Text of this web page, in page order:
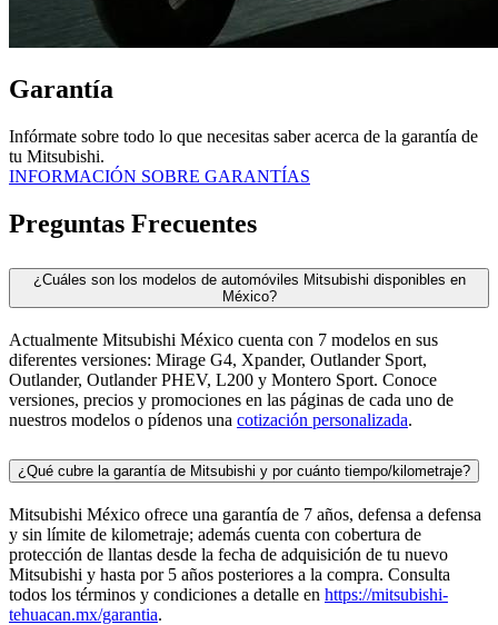
Garantía
Infórmate sobre todo lo que necesitas saber acerca de la garantía de
tu Mitsubishi.
INFORMACIÓN SOBRE GARANTÍAS
Preguntas Frecuentes
¿Cuáles son los modelos de automóviles Mitsubishi disponibles en
México?
Actualmente Mitsubishi México cuenta con 7 modelos en sus
diferentes versiones: Mirage G4, Xpander, Outlander Sport,
Outlander, Outlander PHEV, L200 y Montero Sport. Conoce
versiones, precios y promociones en las páginas de cada uno de
nuestros modelos o pídenos una cotización personalizada.
¿Qué cubre la garantía de Mitsubishi y por cuánto tiempo/kilometraje?
Mitsubishi México ofrece una garantía de 7 años, defensa a defensa
y sin límite de kilometraje; además cuenta con cobertura de
protección de llantas desde la fecha de adquisición de tu nuevo
Mitsubishi y hasta por 5 años posteriores a la compra. Consulta
todos los términos y condiciones a detalle en https://mitsubishi-
tehuacan.mx/garantia.